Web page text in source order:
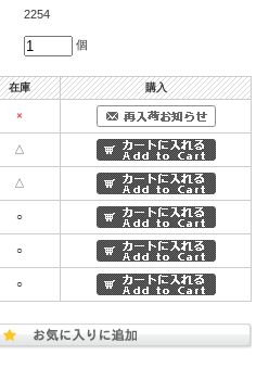
2254
個
在庫 購入
×
△
△
○
○
○